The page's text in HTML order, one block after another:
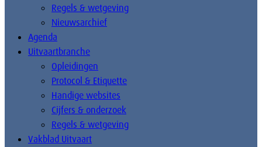
Regels & wetgeving
Nieuwsarchief
Agenda
Uitvaartbranche
Opleidingen
Protocol & Etiquette
Handige websites
Cijfers & onderzoek
Regels & wetgeving
Vakblad Uitvaart